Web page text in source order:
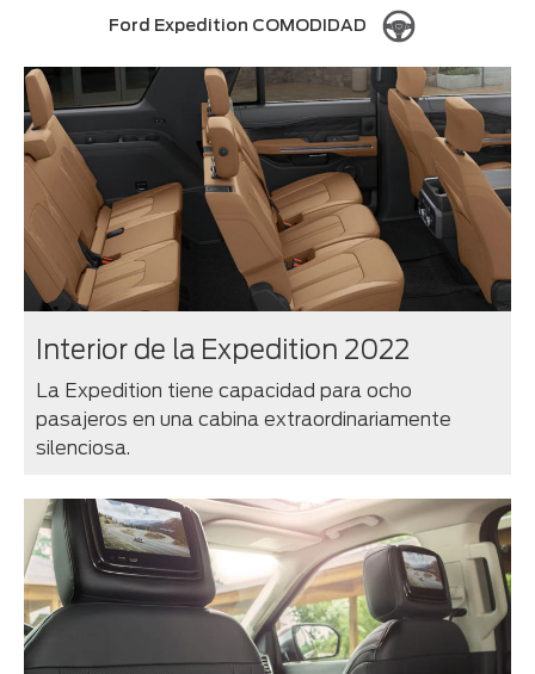
Ford Expedition COMODIDAD
Interior de la Expedition 2022
La Expedition tiene capacidad para ocho
pasajeros en una cabina extraordinariamente
silenciosa.